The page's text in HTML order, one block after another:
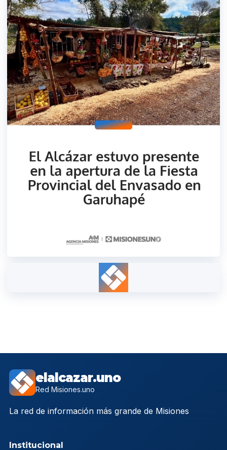
elalcazar.uno
Red Misiones.uno
La red de información más grande de Misiones
Institucional